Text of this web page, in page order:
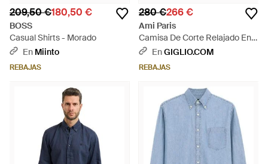
209,50 €180,50 €
BOSS
Casual Shirts - Morado
En Miinto
REBAJAS
280 €266 €
Ami Paris
Camisa De Corte Relajado En
Algodón Con Cuello Button-
EnGIGLIO.COM
REBAJAS